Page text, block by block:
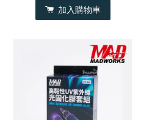
加入購物車